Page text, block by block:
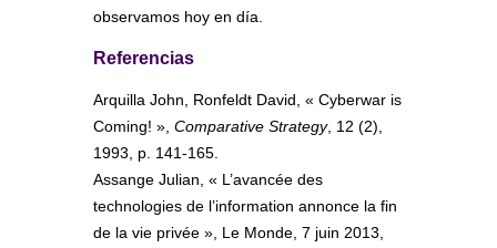
observamos hoy en día.
Referencias
Arquilla John, Ronfeldt David, « Cyberwar is
Coming! », Comparative Strategy, 12 (2),
1993, p. 141-165.
Assange Julian, « L’avancée des
technologies de l’information annonce la fin
de la vie privée », Le Monde, 7 juin 2013,